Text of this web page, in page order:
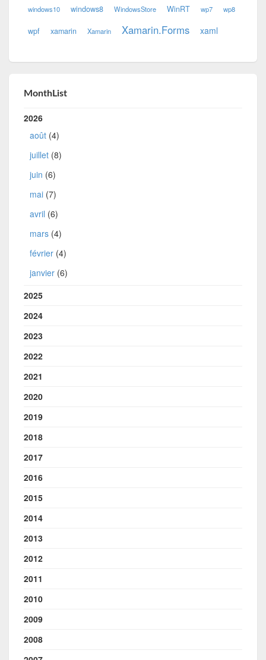
windows10 windows8 WindowsStore WinRT wp7 wp8
wpf xamarin Xamarin Xamarin.Forms xaml
MonthList
2026
août (4)
juillet (8)
juin (6)
mai (7)
avril (6)
mars (4)
février (4)
janvier (6)
2025
2024
2023
2022
2021
2020
2019
2018
2017
2016
2015
2014
2013
2012
2011
2010
2009
2008